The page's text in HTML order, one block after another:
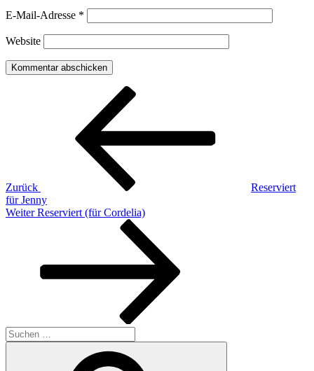
E-Mail-Adresse *
Website
Beitragsnavigation
Zurück
Reserviert
für Jenny
Nächster
Weiter Reserviert (für Cordelia)
Suchen
nach: